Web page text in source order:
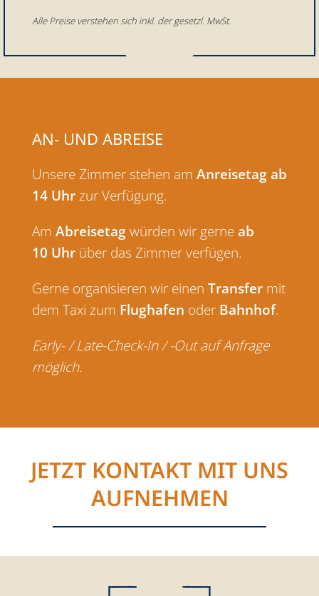
Alle Preise verstehen sich inkl. der gesetzl. MwSt.
AN- UND ABREISE
Unsere Zimmer stehen am Anreisetag ab
14 Uhrzur Verfügung.
Am Abreisetagwürden wir gerneab
10 Uhr über das Zimmer verfügen.
Gerne organisieren wir einen Transfer mit
dem Taxi zum Flughafen oder Bahnhof.
Early- / Late-Check-In / -Out auf Anfrage
möglich.
JETZT KONTAKT MIT UNS
AUFNEHMEN